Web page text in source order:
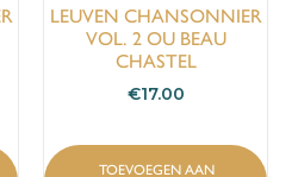
LEUVEN CHANSONNIER
VOL. 2 OU BEAU
CHASTEL
€17.00
TOEVOEGEN AAN